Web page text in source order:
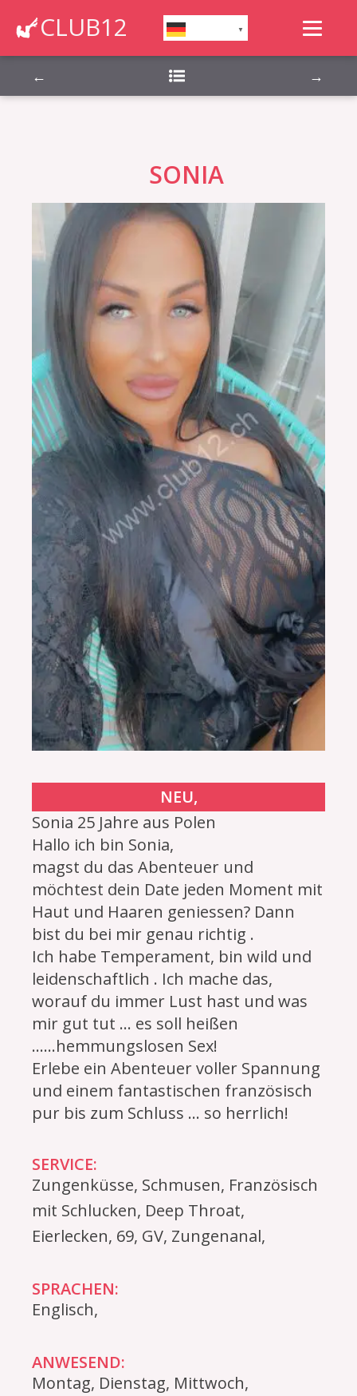
CLUB12 ▼
← →
Montag, Dienstag, Mittwoch, Donnerstag,
Freitag, Samstag, Sonntag,
SONIA
NEU,
Sonia 25 Jahre aus Polen
Hallo ich bin Sonia,
magst du das Abenteuer und
möchtest dein Date jeden Moment mit
Haut und Haaren geniessen? Dann
bist du bei mir genau richtig .
Ich habe Temperament, bin wild und
leidenschaftlich . Ich mache das,
worauf du immer Lust hast und was
mir gut tut ... es soll heißen
......hemmungslosen Sex!
Erlebe ein Abenteuer voller Spannung
und einem fantastischen französisch
pur bis zum Schluss ... so herrlich!
SERVICE:
Zungenküsse, Schmusen, Französisch
mit Schlucken, Deep Throat,
Eierlecken, 69, GV, Zungenanal,
SPRACHEN:
Englisch,
ANWESEND:
Montag, Dienstag, Mittwoch,